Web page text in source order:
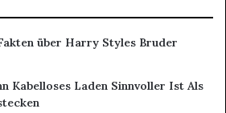
über Harry Styles Bruder
Kabelloses Laden Sinnvoller Ist Als